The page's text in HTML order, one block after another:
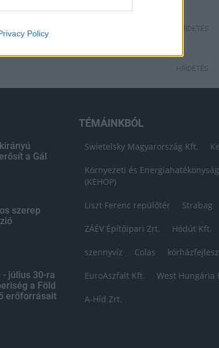
including
Policy
HIRDETÉS
HIRDETÉS
a Gál
szerep
július 30-ra
a Föld
erőforrásait
TÉMÁINKBÓL
Swietelsky Magyarország Kft.
Környezeti és
(KEHOP)
Liszt Ferenc repülőtér Strabag
ZÁÉV Építőipari Zrt. Hódút Kft.
szennyvíz Colas
EuroAszfalt Kft. West Hungária
A-Híd Zrt.